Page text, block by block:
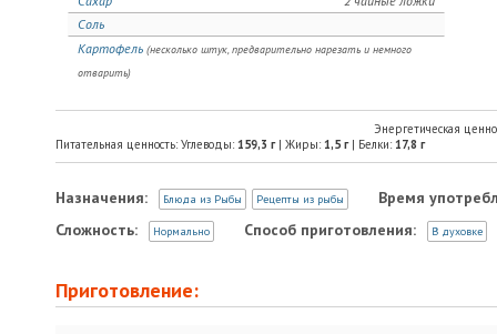
Соль
Картофель (несколько штук, предварительно нарезать и немного
отварить)
Энергетическая
Питательная ценность: Углеводы: 159,3 г| Жиры: 1,5 г| Белки: 17,8 г
Назначения: Блюда из Рыбы Рецепты из рыбы
Время
Сложность:
Нормально Способ приготовления: В духовке
Приготовление: